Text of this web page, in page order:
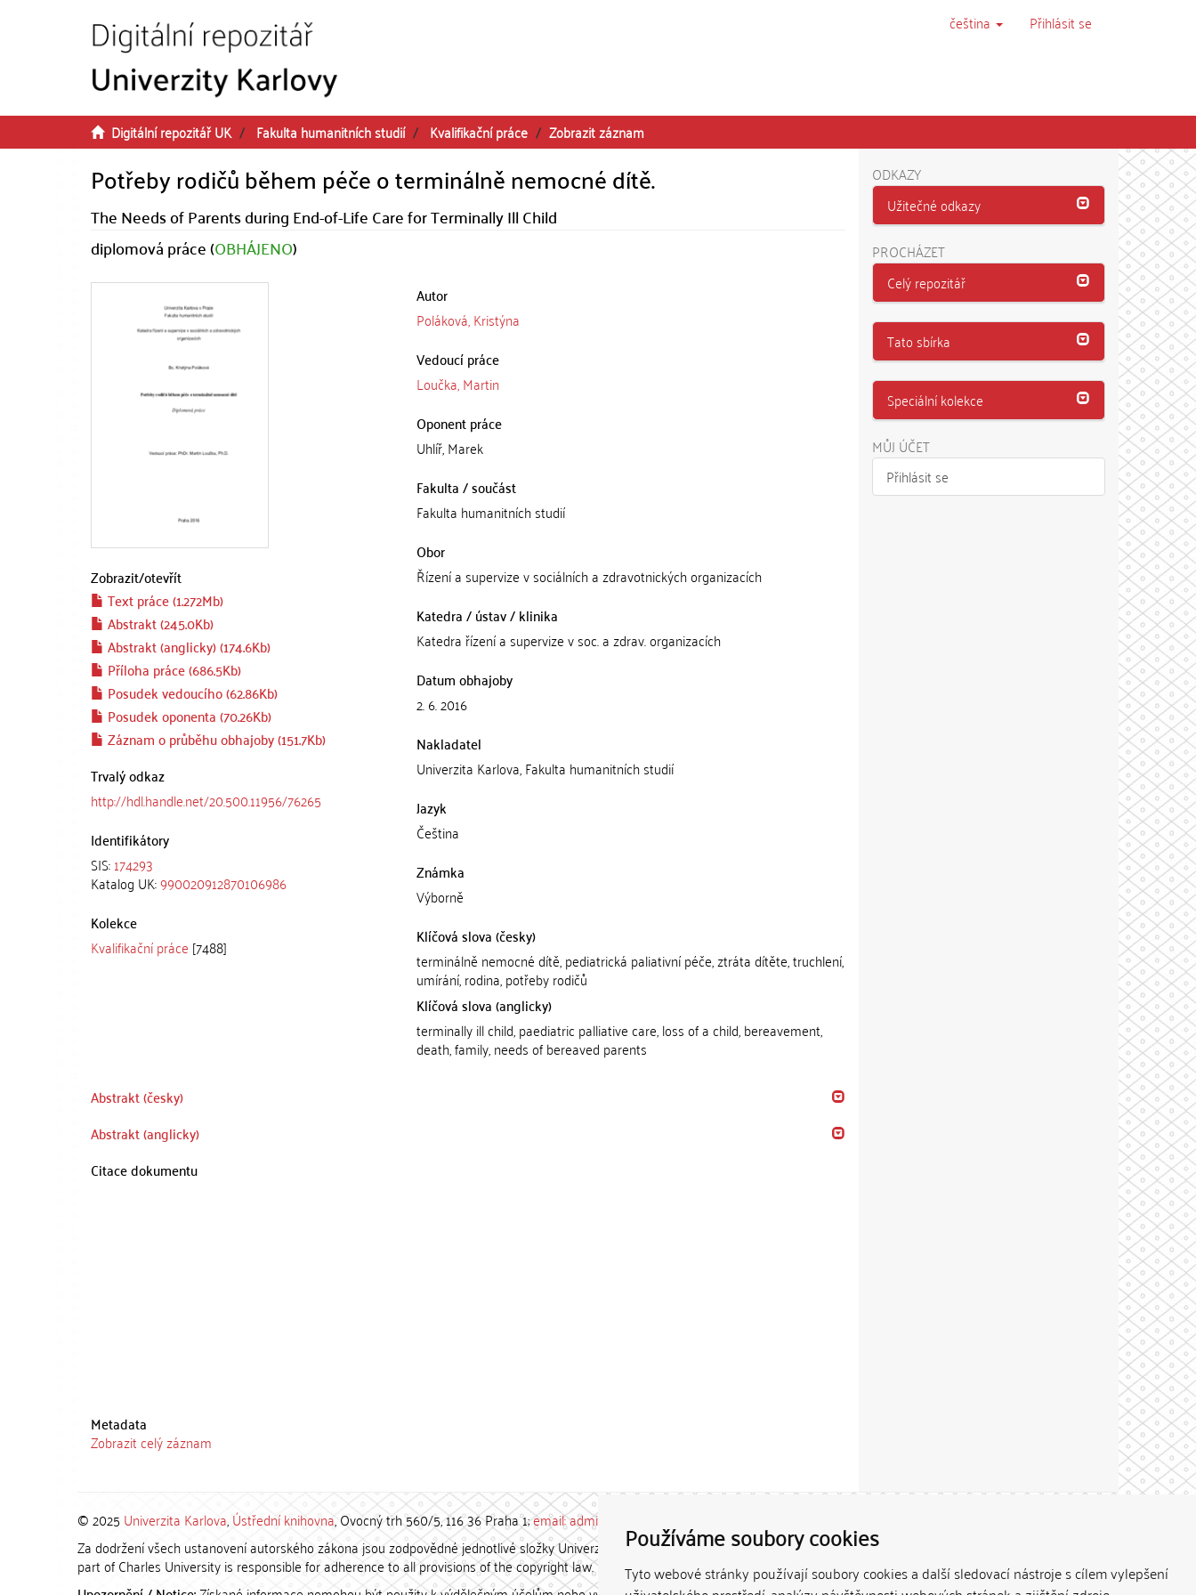
Používáme soubory cookies
Tyto webové stránky používají soubory cookies a další sledovací nástroje s cílem vylepšení
čeština Přihlásit se
Digitální repozitář UK Fakulta humanitních studií Kvalifikační práce Zobrazit záznam
Potřeby rodičů během péče o terminálně nemocné dítě.
The Needs of Parents during End-of-Life Care for Terminally Ill Child
diplomová práce (OBHÁJENO)
Zobrazit/otevřít
Text práce (1.272Mb)
Abstrakt (245.0Kb)
Abstrakt (anglicky) (174.6Kb)
Příloha práce (686.5Kb)
Posudek vedoucího (62.86Kb)
Posudek oponenta (70.26Kb)
Záznam o průběhu obhajoby (151.7Kb)
Trvalý odkaz
http://hdl.handle.net/20.500.11956/76265
Identifikátory
SIS:174293
Katalog UK:990020912870106986
Kolekce
Kvalifikační práce [7488]
Autor
Poláková, Kristýna
Vedoucí práce
Loučka, Martin
Oponent práce
Uhlíř, Marek
Fakulta / součást
Fakulta humanitních studií
Obor
Řízení a supervize v sociálních a zdravotnických organizacích
Katedra / ústav / klinika
Katedra řízení a supervize v soc. a zdrav. organizacích
Datum obhajoby
2. 6. 2016
Nakladatel
Univerzita Karlova, Fakulta humanitních studií
Jazyk
Čeština
Známka
Výborně
Klíčová slova (česky)
terminálně nemocné dítě, pediatrická paliativní péče, ztráta dítěte, truchlení,
umírání, rodina, potřeby rodičů
Klíčová slova (anglicky)
terminally ill child, paediatric palliative care, loss of a child, bereavement,
death, family, needs of bereaved parents
Abstrakt (česky)
Abstrakt (anglicky)
Citace dokumentu
Metadata
Zobrazit celý záznam
ODKAZY
Užitečné odkazy
PROCHÁZET
Celý repozitář
Tato sbírka
Speciální kolekce
MŮJ ÚČET
Přihlásit se
© 2025 Univerzita Karlova,Ústřední knihovna, Ovocný trh 560/5, 116 36 Praha 1;email: admin-repozitar [at] cuni.cz
Za dodržení všech ustanovení autorského zákona jsou zodpovědné jednotlivé složky Univerzity Karlovy. / Each constituent
part of Charles University is responsible for adherence to all provisions of the copyright law.